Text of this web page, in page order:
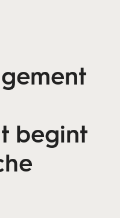
begint